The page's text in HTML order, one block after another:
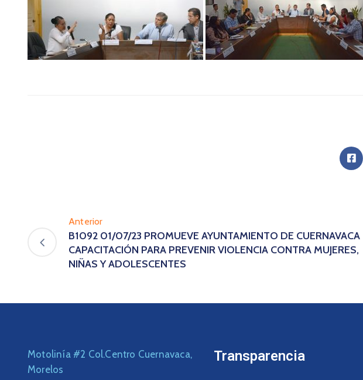
Anterior
B1092 01/07/23 PROMUEVE AYUNTAMIENTO DE CUERNAVACA
CAPACITACIÓN PARA PREVENIR VIOLENCIA CONTRA MUJERES,
NIÑAS Y ADOLESCENTES
Motolinía #2 Col.Centro Cuernavaca,
Morelos
Transparencia